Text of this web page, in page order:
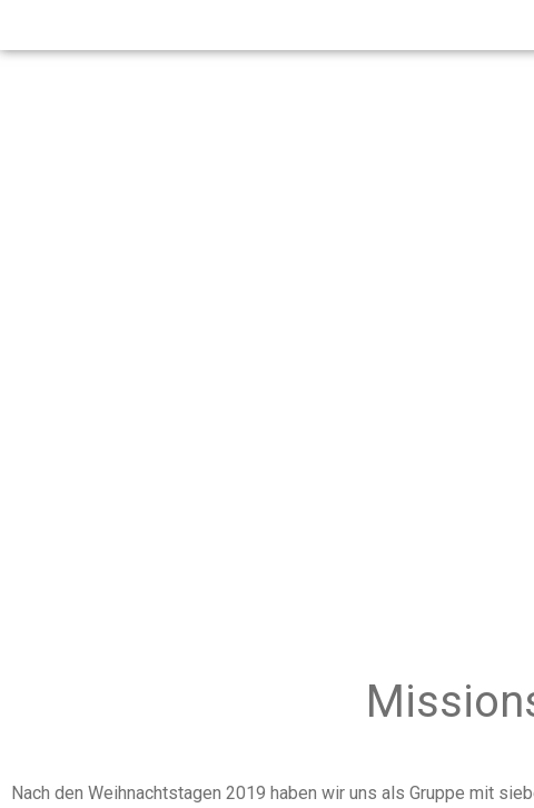
Nach den Weihnachtstagen 2019 haben wir uns als Gruppe mit